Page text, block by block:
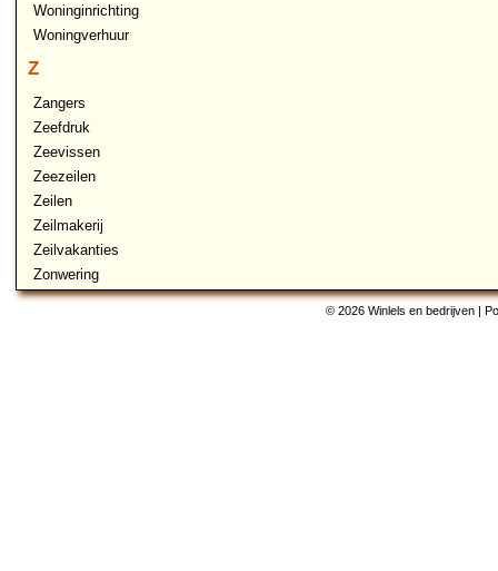
Woninginrichting
Woningverhuur
Z
Zangers
Zeefdruk
Zeevissen
Zeezeilen
Zeilen
Zeilmakerij
Zeilvakanties
Zonwering
© 2026 Winlels en bedrijven |